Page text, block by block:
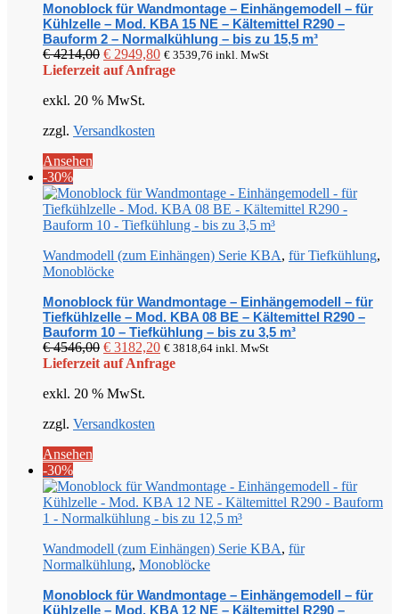
Monoblock für Wandmontage – Einhängemodell – für
Kühlzelle – Mod. KBA 15 NE – Kältemittel R290 –
Bauform 2 – Normalkühlung – bis zu 15,5 m³
€4214,00 Ursprünglicher
Preis
€ 4214,00
€ 2949,80Aktueller
Preis
€ 3539,76 inkl. MwSt
Lieferzeit auf Anfrage
exkl. 20 % MwSt.
zzgl. Versandkosten
Ansehen
-30%
Wandmodell (zum Einhängen) Serie KBA, für Tiefkühlung,
Monoblöcke
Monoblock für Wandmontage – Einhängemodell – für
Tiefkühlzelle – Mod. KBA 08 BE – Kältemittel R290 –
Bauform 10 – Tiefkühlung – bis zu 3,5 m³
€4546,00 Ursprünglicher
Preis
€ 4546,00
€ 3182,20Aktueller
Preis
€ 3818,64 inkl. MwSt
Lieferzeit auf Anfrage
exkl. 20 % MwSt.
zzgl. Versandkosten
Ansehen
-30%
Wandmodell (zum Einhängen) Serie KBA, für
Normalkühlung, Monoblöcke
Monoblock für Wandmontage – Einhängemodell – für
Kühlzelle – Mod. KBA 12 NE – Kältemittel R290 –